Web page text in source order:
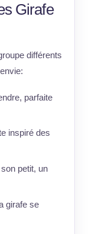
Girafe
différents
parfaite
inspiré des
petit, un
girafe se